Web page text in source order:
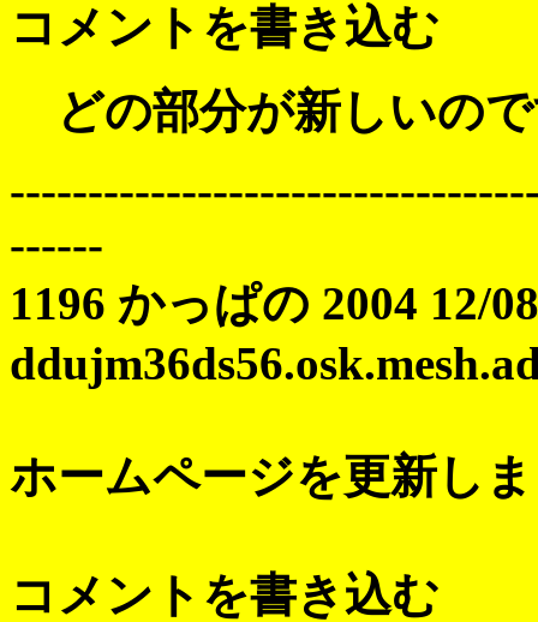
コメントを書き込む
どの部分が新しいの
------
1196 かっぱの 2004 12/
ホームページを更新し
コメントを書き込む